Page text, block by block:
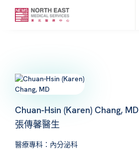
Chuan-Hsin (Karen) Chang, MD
張傳馨醫生
醫療專科：內分泌科